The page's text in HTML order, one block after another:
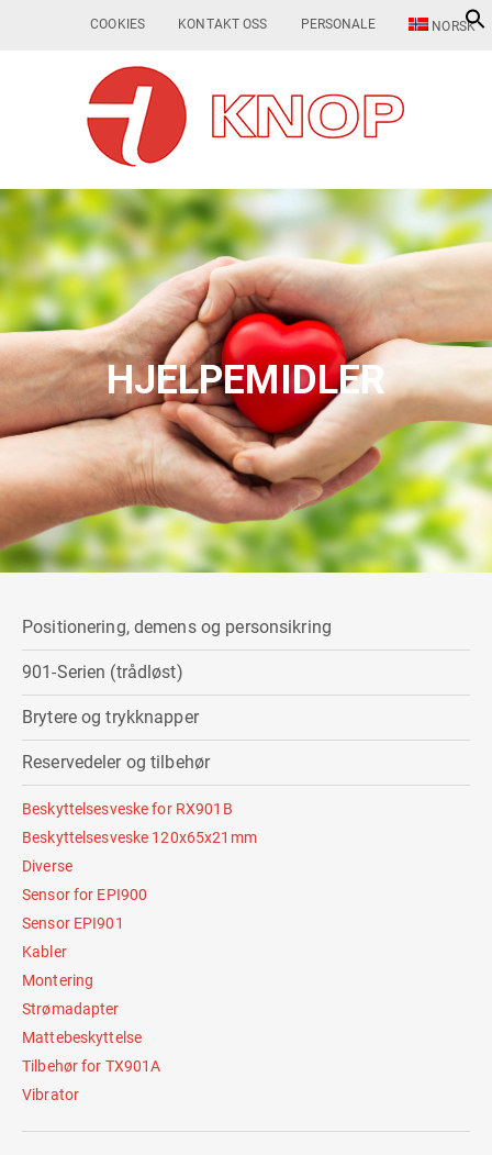
COOKIES KONTAKT OSS PERSONALE NORSK
HJELPEMIDLER
Positionering, demens og personsikring
901-Serien (trådløst)
Brytere og trykknapper
Reservedeler og tilbehør
Beskyttelsesveske for RX901B
Beskyttelsesveske 120x65x21mm
Diverse
Sensor for EPI900
Sensor EPI901
Kabler
Montering
Strømadapter
Mattebeskyttelse
Tilbehør for TX901A
Vibrator